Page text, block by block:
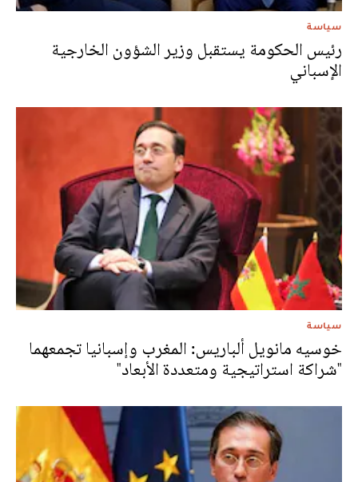
سياسة
رئيس الحكومة يستقبل وزير الشؤون الخارجية
الإسباني
سياسة
خوسيه مانويل ألباريس: المغرب وإسبانيا تجمعهما
"شراكة استراتيجية ومتعددة الأبعاد"